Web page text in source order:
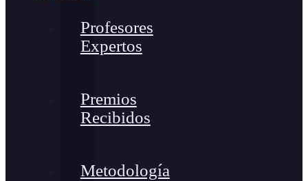
Profesores
Expertos
Premios
Recibidos
Metodología